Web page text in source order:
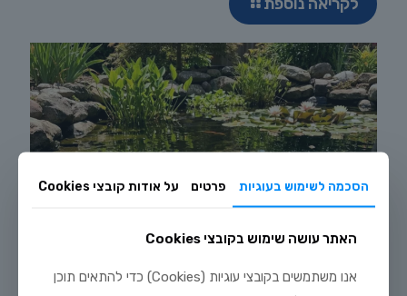
הסכמה לשימוש בעוגיות פרטים על אודות קובצי Cookies
האתר עושה שימוש בקובצי Cookies
אנו משתמשים בקובצי עוגיות (Cookies) כדי להתאים תוכן